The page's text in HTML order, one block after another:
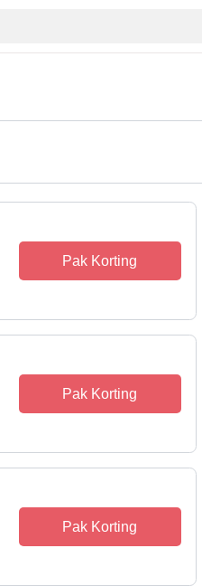
Pak Korting
Pak Korting
Pak Korting